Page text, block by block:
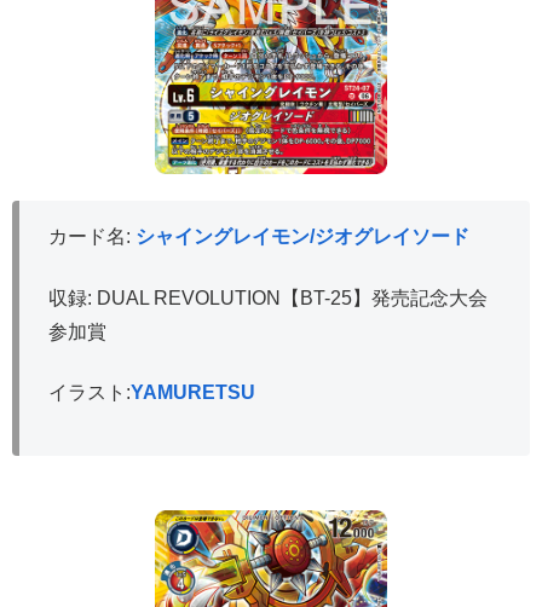
カード名: シャイングレイモン/ジオグレイソード
収録: DUAL REVOLUTION【BT-25】発売記念大会
参加賞
イラスト:YAMURETSU